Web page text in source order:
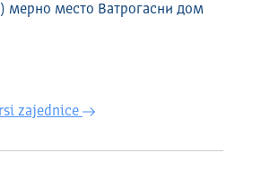
мерно место Ватрогасни дом
zajednice